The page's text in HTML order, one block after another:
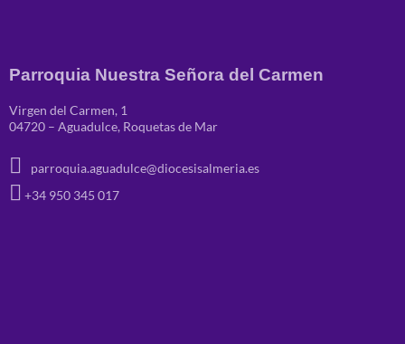
Parroquia Nuestra Señora del Carmen
Virgen del Carmen, 1
04720 – Aguadulce, Roquetas de Mar
parroquia.aguadulce@diocesisalmeria.es
+34 950 345 017